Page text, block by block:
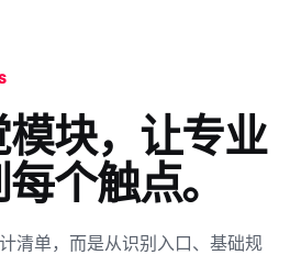
块， 让专业
个触点。
清单，而是从识别入口、基础规